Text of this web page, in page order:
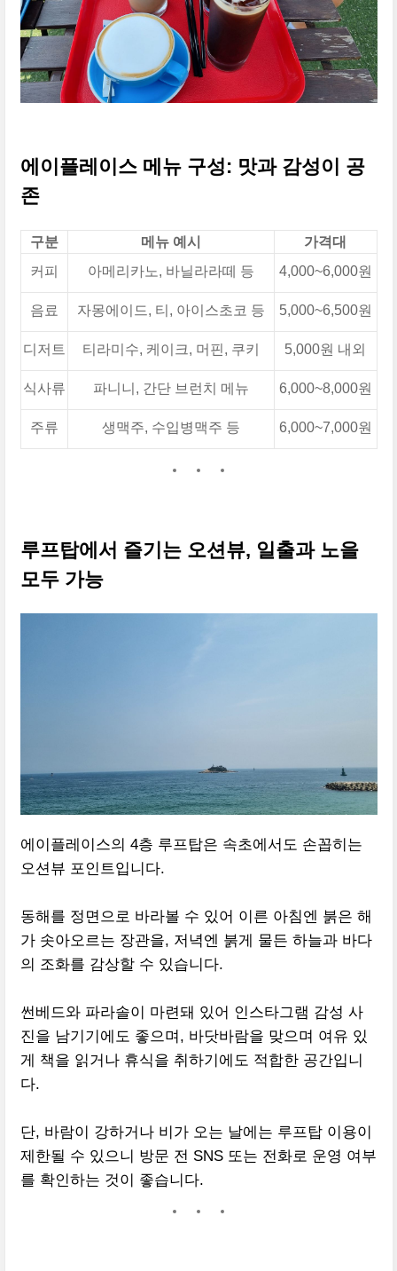
에이플레이스 메뉴 구성: 맛과 감성이 공
존
구분 메뉴 예시
가격대
커피
아메리카노, 바닐라라떼 등 4,000~6,000원
음료 자몽에이드, 티, 아이스초코 등 5,000~6,500원
디저트 티라미수, 케이크, 머핀, 쿠키 5,000원 내외
식사류 파니니, 간단 브런치 메뉴 6,000~8,000원
주류 생맥주, 수입병맥주 등 6,000~7,000원
루프탑에서 즐기는 오션뷰, 일출과 노을
모두 가능
에이플레이스의 4층 루프탑은 속초에서도 손꼽히는
오션뷰 포인트입니다.
동해를 정면으로 바라볼 수 있어 이른 아침엔 붉은 해
가 솟아오르는 장관을, 저녁엔 붉게 물든 하늘과 바다
의 조화를 감상할 수 있습니다.
썬베드와 파라솔이 마련돼 있어 인스타그램 감성 사
진을 남기기에도 좋으며, 바닷바람을 맞으며 여유 있
게 책을 읽거나 휴식을 취하기에도 적합한 공간입니
다.
단, 바람이 강하거나 비가 오는 날에는 루프탑 이용이
제한될 수 있으니 방문 전 SNS 또는 전화로 운영 여부
를 확인하는 것이 좋습니다.